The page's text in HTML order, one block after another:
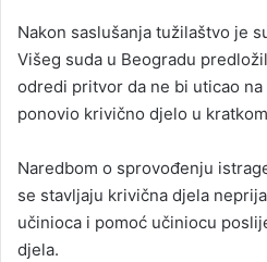
Nakon saslušanja tužilaštvo je
Višeg suda u Beogradu
odredi pritvor da ne bi uticao
ponovio krivično djelo u
Naredbom o sprovođenju
se stavljaju krivična djela
učinioca i pomoć učiniocu
djela.